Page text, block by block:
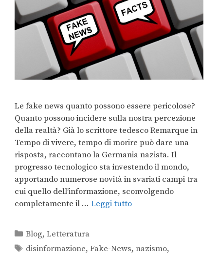
Le fake news quanto possono essere pericolose?
Quanto possono incidere sulla nostra percezione
della realtà? Già lo scrittore tedesco Remarque in
Tempo di vivere, tempo di morire può dare una
risposta, raccontano la Germania nazista. Il
progresso tecnologico sta investendo il mondo,
apportando numerose novità in svariati campi tra
cui quello dell’informazione, sconvolgendo
completamente il … Leggi tutto
Blog,Letteratura
disinformazione,Fake-News,nazismo,